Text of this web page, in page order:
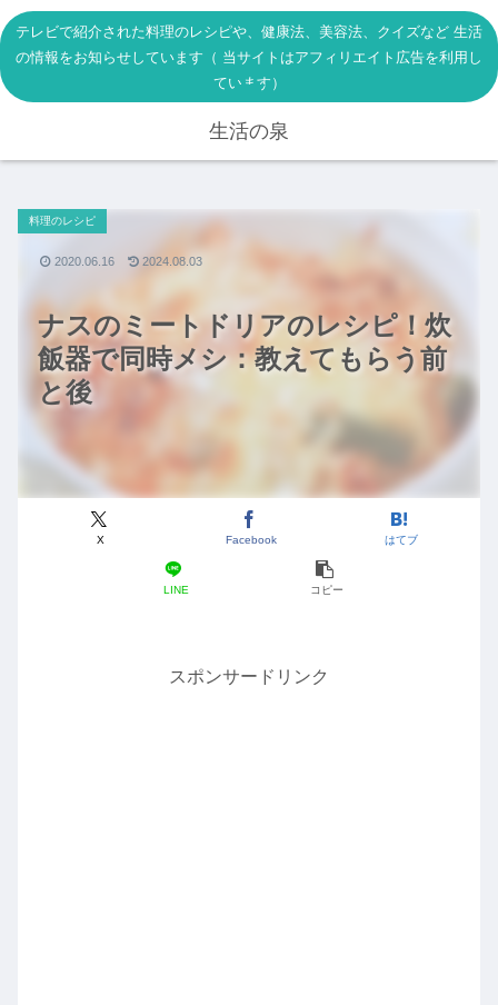
テレビで紹介された料理のレシピや、健康法、美容法、クイズなど 生活
の情報をお知らせしています（ 当サイトはアフィリエイト広告を利用し
ています）
生活の泉
ナスのミートドリアのレシピ！炊
飯器で同時メシ：教えてもらう前
と後
料理のレシピ
X Facebook はてブ
LINE コピー
2020.06.16 2024.08.03
スポンサードリンク